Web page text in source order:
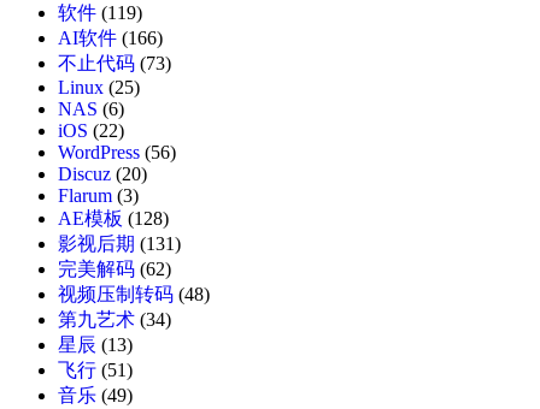
软件 (119)
AI软件 (166)
不止代码 (73)
Linux (25)
NAS (6)
iOS (22)
WordPress (56)
Discuz (20)
Flarum (3)
AE模板 (128)
影视后期 (131)
完美解码 (62)
视频压制转码 (48)
第九艺术 (34)
星辰 (13)
飞行 (51)
音乐 (49)